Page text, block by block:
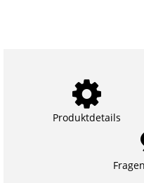
Produktdetails